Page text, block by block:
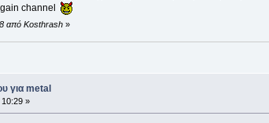
gain channel
από Kosthrash»
για metal
»